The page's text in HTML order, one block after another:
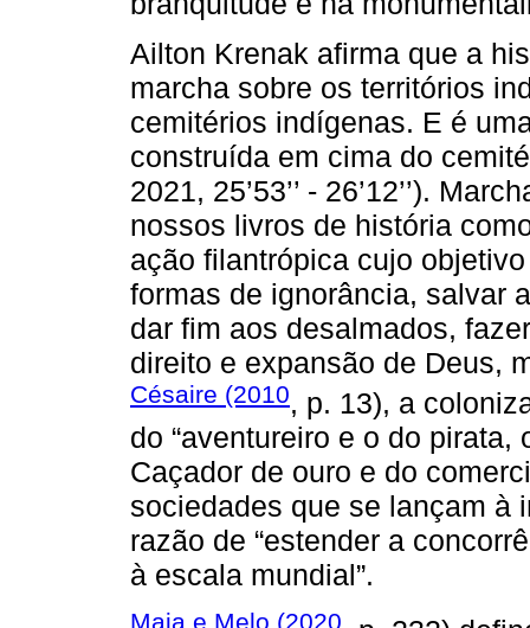
Ailton Krenak afirma que a
marcha sobre os territórios
cemitérios indígenas. E é
construída em cima do
2021, 25’53’’ - 26’12’’).
nossos livros de história
ação filantrópica cujo
formas de ignorância, salvar
dar fim aos desalmados,
direito e expansão de Deus,
Césaire (2010, p. 13), a
do “aventureiro e o do
Caçador de ouro e do
sociedades que se lançam à
razão de “estender a
à escala mundial”.
Maia e Melo (2020